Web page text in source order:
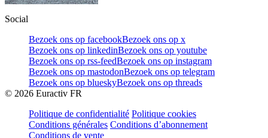
Social
Bezoek ons op facebookBezoek ons op x
Bezoek ons op linkedinBezoek ons op youtube
Bezoek ons op rss-feedBezoek ons op instagram
Bezoek ons op mastodonBezoek ons op telegram
Bezoek ons op blueskyBezoek ons op threads
© 2026 Euractiv FR
Politique de confidentialité Politique cookies
Conditions générales Conditions d’abonnement
Conditions de vente